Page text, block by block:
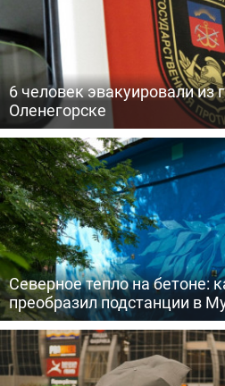
6 человек эвакуировали из
Оленегорске
Северное тепло на бетоне:
преобразил подстанции в